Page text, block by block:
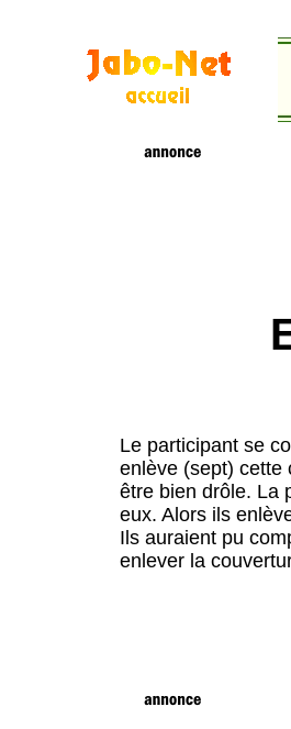
Le participant se
enlève (sept) cette
être bien drôle. La
eux. Alors ils
Ils auraient pu
enlever la